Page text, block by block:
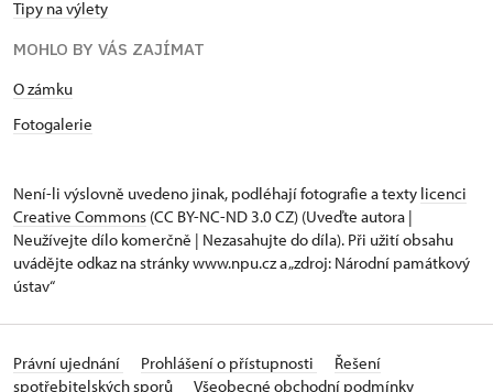
Tipy na výlety
MOHLO BY VÁS ZAJÍMAT
O zámku
Fotogalerie
Není-li výslovně uvedeno jinak, podléhají fotografie a texty licenci
Creative Commons (CC BY-NC-ND 3.0 CZ) (Uveďte autora |
Neužívejte dílo komerčně | Nezasahujte do díla). Při užití obsahu
uvádějte odkaz na stránky www.npu.cz a „zdroj: Národní památkový
ústav“
Právní ujednání Prohlášení o přístupnosti
Řešení
spotřebitelských sporů
Všeobecné obchodní podmínky